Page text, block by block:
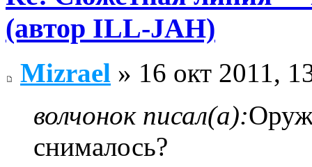
(автор ILL-JAH)
Mizrael » 16 окт 2011,
волчонок писал(а):
снималось?